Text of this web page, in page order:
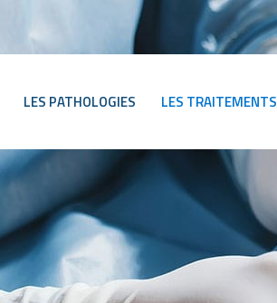
LES PATHOLOGIES LES TRAITEMENTS